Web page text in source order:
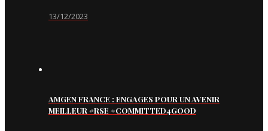
13/12/2023
AMGEN FRANCE : ENGAGES POUR UN AVENIR
MEILLEUR #RSE #COMMITTED4GOOD